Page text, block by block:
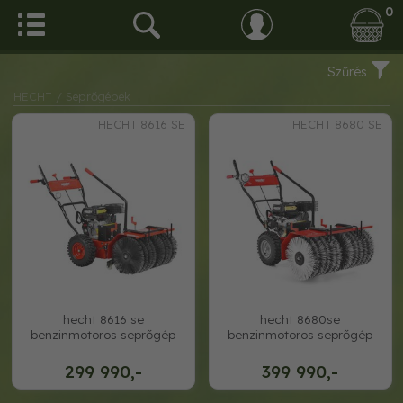
0
Szűrés
HECHT
/ Seprőgépek
HECHT 8616 SE
299 990,-
hecht 8616 se
benzinmotoros seprőgép
HECHT 8680 SE
399 990,-
hecht 8680se
benzinmotoros seprőgép